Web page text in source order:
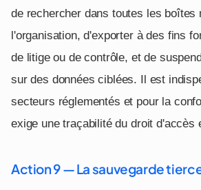
de rechercher dans toutes les boîtes
l'organisation, d'exporter à des fins
de litige ou de contrôle, et de
sur des données ciblées. Il est
secteurs réglementés et pour la
exige une traçabilité du droit d'accès
Action 9 — La sauvegarde